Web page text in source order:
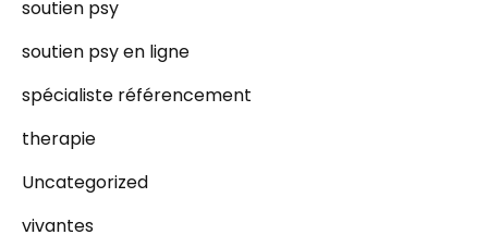
soutien psy
soutien psy en ligne
spécialiste référencement
therapie
Uncategorized
vivantes